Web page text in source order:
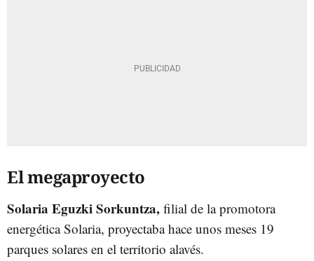
El megaproyecto
Solaria Eguzki Sorkuntza, filial de la promotora
energética Solaria, proyectaba hace unos meses 19
parques solares en el territorio alavés.